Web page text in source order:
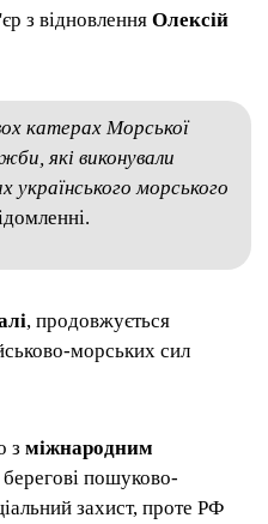
з відновлення Олексій
катерах Морської
які виконували
українського морського
, продовжується
морських сил
з міжнародним
берегові пошуково-
захист, проте РФ